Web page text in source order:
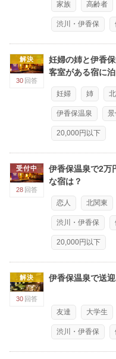
家族 高齢者
渋川・伊香保
解決
30 回答
妊婦の姉と伊香
客室がある宿に泊
妊婦 姉
伊香保温泉 景
20,000円以下
受付中
28 回答
伊香保温泉で2万
な宿は？
恋人 北関東
渋川・伊香保
20,000円以下
解決
30 回答
伊香保温泉で送
友達 大学生
渋川・伊香保